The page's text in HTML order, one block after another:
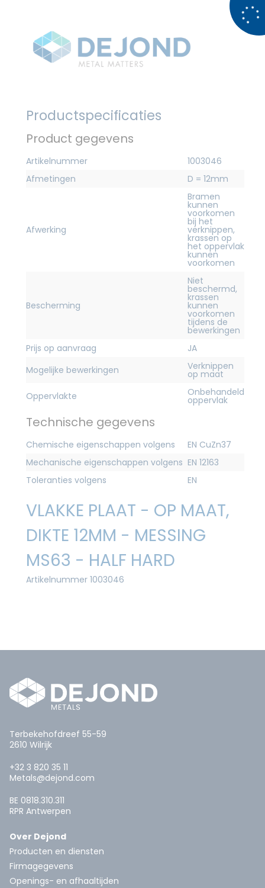
Productspecificaties
Product gegevens
Artikelnummer
1003046
Afmetingen
D = 12mm
Afwerking
Bramen
kunnen
voorkomen
bij het
verknippen,
krassen op
het oppervlak
kunnen
voorkomen
Bescherming
Niet
beschermd,
krassen
kunnen
voorkomen
tijdens de
bewerkingen
Prijs op aanvraag
JA
Mogelijke bewerkingen
Verknippen
op maat
Oppervlakte
Onbehandeld
oppervlak
Technische gegevens
Chemische eigenschappen volgens
EN CuZn37
Mechanische eigenschappen volgens EN 12163
Toleranties volgens
EN
VLAKKE PLAAT - OP MAAT,
DIKTE 12MM - MESSING
MS63 - HALF HARD
Artikelnummer 1003046
Terbekehofdreef 55-59
2610 Wilrijk
+32 3 820 35 11
Metals@dejond.com
BE 0818.310.311
RPR Antwerpen
Over Dejond
Producten en diensten
Firmagegevens
Openings- en afhaaltijden